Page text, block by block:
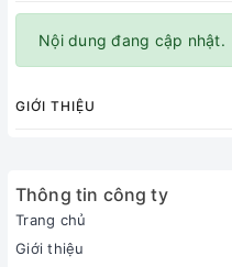
Nội dung đang cập nhật.
GIỚI THIỆU
Thông tin công ty
Trang chủ
Giới thiệu